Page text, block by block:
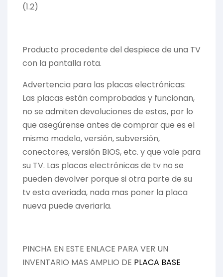
(1.2)
Producto procedente del despiece de una TV
con la pantalla rota.
Advertencia para las placas electrónicas:
Las placas están comprobadas y funcionan,
no se admiten devoluciones de estas, por lo
que asegúrense antes de comprar que es el
mismo modelo, versión, subversión,
conectores, versión BIOS, etc. y que vale para
su TV. Las placas electrónicas de tv no se
pueden devolver porque si otra parte de su
tv esta averiada, nada mas poner la placa
nueva puede averiarla.
PINCHA EN ESTE ENLACE PARA VER UN
INVENTARIO MAS AMPLIO DE PLACA BASE